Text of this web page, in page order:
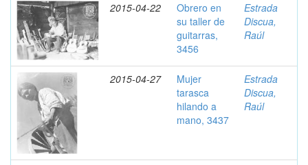
2015-04-22
Obrero en
su taller de
guitarras,
3456
Estrada
Discua,
Raúl
2015-04-27
Mujer
tarasca
hilando a
mano, 3437
Estrada
Discua,
Raúl